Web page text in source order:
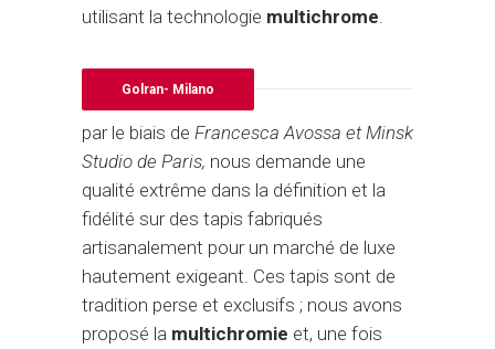
utilisant la technologie multichrome
Golran- Milano
par le biais de Francesca Avossa et Minsk
Studio de Paris, nous demande une
qualité extrême dans la définition et la
fidélité sur des tapis fabriqués
artisanalement pour un marché de luxe
hautement exigeant. Ces tapis sont de
tradition perse et exclusifs ; nous avons
proposé la multichromie et, une fois